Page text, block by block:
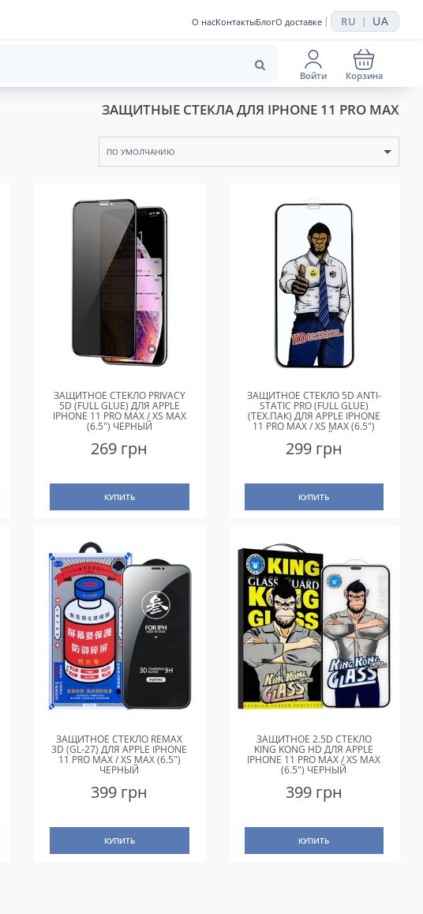
О насКонтактыБлогО доставке | RU | UA
Войти Корзина
ЗАЩИТНЫЕ СТЕКЛА ДЛЯ IPHONE 11 PRO MAX
ПО УМОЛЧАНИЮ
ЗАЩИТНОЕ СТЕКЛО PRIVACY
5D (FULL GLUE) ДЛЯ APPLE
IPHONE 11 PRO MAX / XS MAX
(6.5") ЧЕРНЫЙ
269 грн
КУПИТЬ
ЗАЩИТНОЕ СТЕКЛО 5D ANTI-
STATIC PRO (FULL GLUE)
(ТЕХ.ПАК) ДЛЯ APPLE IPHONE
11 PRO MAX / XS MAX (6.5")
ЧЕРНЫЙ
299 грн
КУПИТЬ
ЗАЩИТНОЕ СТЕКЛО REMAX
3D (GL-27) ДЛЯ APPLE IPHONE
11 PRO MAX / XS MAX (6.5")
ЧЕРНЫЙ
399 грн
КУПИТЬ
ЗАЩИТНОЕ 2.5D СТЕКЛО
KING KONG HD ДЛЯ APPLE
IPHONE 11 PRO MAX / XS MAX
(6.5") ЧЕРНЫЙ
399 грн
КУПИТЬ